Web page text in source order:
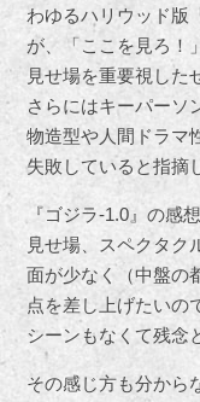
わゆるハリウッド版
が、「ここを見ろ！
見せ場を重要視した
さらにはキーパーソ
物造型や人間ドラマ
失敗していると指摘
『ゴジラ-1.0』の感
見せ場、スペクタク
面が少なく（中盤の
点を差し上げたいの
シーンもなくて残念
その感じ方も分から